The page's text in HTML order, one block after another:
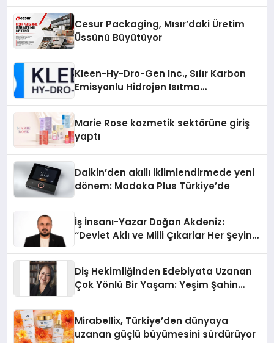
Cesur Packaging, Mısır’daki Üretim
Üssünü Büyütüyor
Kleen-Hy-Dro-Gen Inc., Sıfır Karbon
Emisyonlu Hidrojen Isıtma
Marie Rose kozmetik sektörüne giriş
yaptı
Daikin’den akıllı iklimlendirmede yeni
dönem: Madoka Plus Türkiye’de
İş İnsanı-Yazar Doğan Akdeniz:
“Devlet Aklı ve Milli Çıkarlar Her Şeyin
Diş Hekimliğinden Edebiyata Uzanan
Çok Yönlü Bir Yaşam: Yeşim Şahin
Mirabellix, Türkiye’den dünyaya
uzanan güçlü büyümesini sürdürüyor